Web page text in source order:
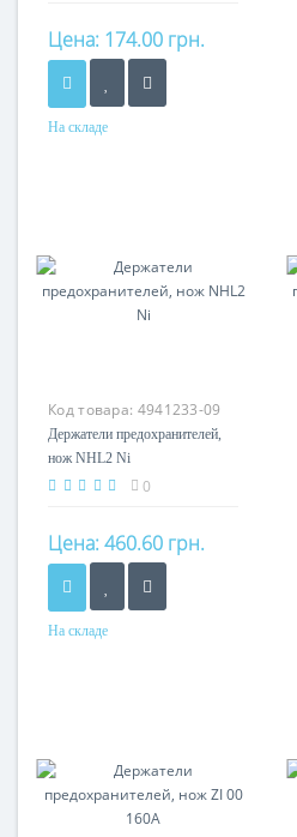
Цена: 174.00 грн.
На складе
Код товара: 4941233-09
Держатели предохранителей,
нож NHL2 Ni
0
Цена:460.60 грн.
На складе